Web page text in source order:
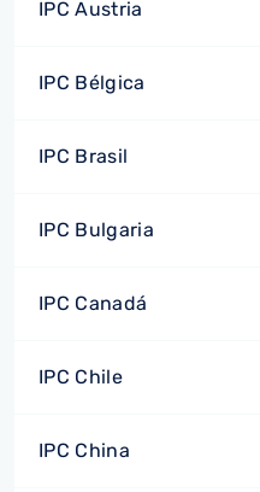
IPC Austria
IPC Bélgica
IPC Brasil
IPC Bulgaria
IPC Canadá
IPC Chile
IPC China